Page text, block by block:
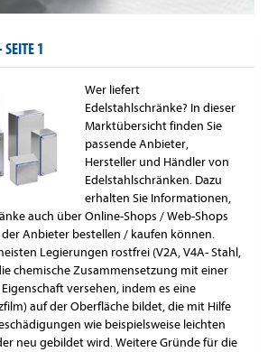
SEITE 1
Wer liefert
Edelstahlschränke? In dieser
Marktübersicht finden Sie
passende Anbieter,
Hersteller und Händler von
Edelstahlschränken. Dazu
erhalten Sie Informationen,
auch über Online-Shops / Web-Shops
Anbieter bestellen / kaufen können.
Legierungen rostfrei (V2A, V4A- Stahl,
chemische Zusammensetzung mit einer
versehen, indem es eine
auf der Oberfläche bildet, die mit Hilfe
wie beispielsweise leichten
neu gebildet wird. Weitere Gründe für die